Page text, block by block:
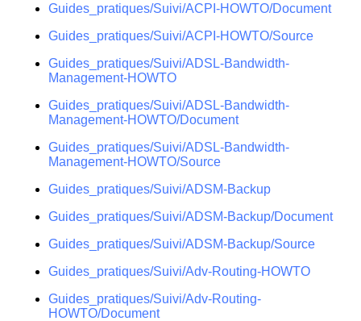
Guides_pratiques/Suivi/ACPI-HOWTO/Document
Guides_pratiques/Suivi/ACPI-HOWTO/Source
Guides_pratiques/Suivi/ADSL-Bandwidth-
Management-HOWTO
Guides_pratiques/Suivi/ADSL-Bandwidth-
Management-HOWTO/Document
Guides_pratiques/Suivi/ADSL-Bandwidth-
Management-HOWTO/Source
Guides_pratiques/Suivi/ADSM-Backup
Guides_pratiques/Suivi/ADSM-Backup/Document
Guides_pratiques/Suivi/ADSM-Backup/Source
Guides_pratiques/Suivi/Adv-Routing-HOWTO
Guides_pratiques/Suivi/Adv-Routing-
HOWTO/Document